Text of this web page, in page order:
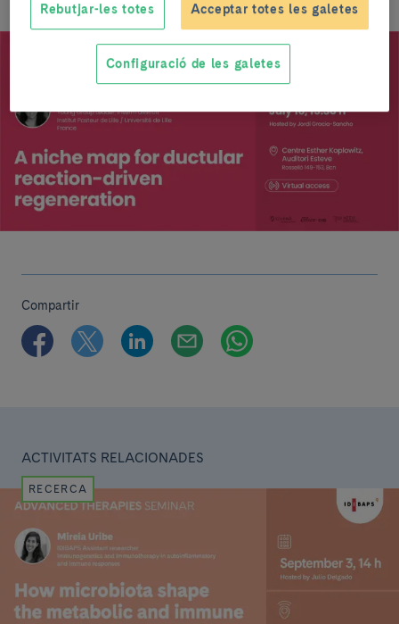
Compartir
ACTIVITATS RELACIONADES
RECERCA
Rebutjar-les totes Acceptar totes les galetes
Configuració de les galetes